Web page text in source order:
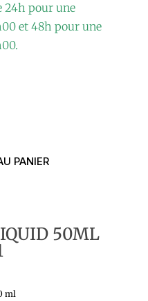
24h pour une
et 48h pour une
PANIER
50ML
ml